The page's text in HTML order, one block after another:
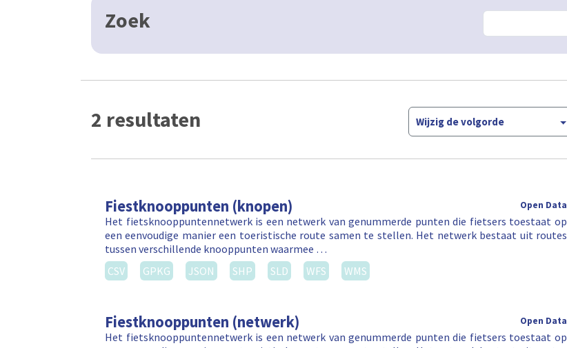
Zoek
2 resultaten Wijzig de volgorde
Fiestknooppunten (knopen) Open Data
Het fietsknooppuntennetwerk is een netwerk van genummerde punten die fietsers toestaat op
een eenvoudige manier een toeristische route samen te stellen. Het netwerk bestaat uit routes
tussen verschillende knooppunten waarmee …
CSV
GPKG JSON SHP SLD WFS WMS
Fiestknooppunten (netwerk) Open Data
Het fietsknooppuntennetwerk is een netwerk van genummerde punten die fietsers toestaat op